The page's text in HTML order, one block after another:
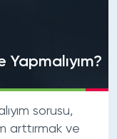
sorusu,
arttırmak ve